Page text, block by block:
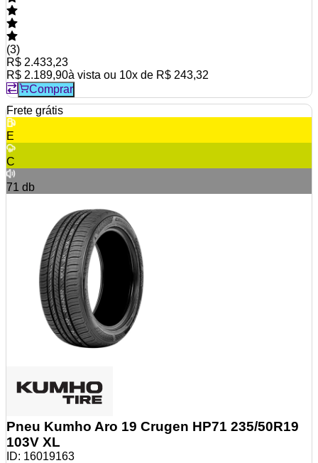
(3)
R$ 2.433,23
R$ 2.189,90à vista ou 10x de R$ 243,32
Comprar
Frete grátis
E
C
71 db
Pneu Kumho Aro 19 Crugen HP71 235/50R19
103V XL
ID: 16019163